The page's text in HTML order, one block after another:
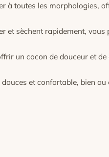
à toutes les morphologies,
et sèchent rapidement,
un cocon de douceur et
et confortable, bien au